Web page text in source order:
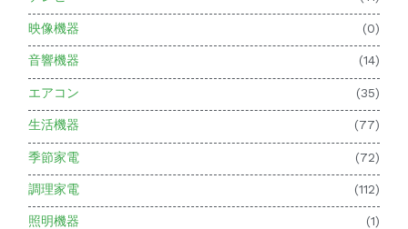
映像機器 (0)
音響機器 (14)
エアコン (35)
生活機器 (77)
季節家電 (72)
調理家電 (112)
照明機器 (1)